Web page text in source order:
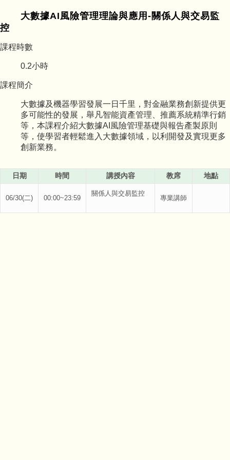
大數據AI風險管理理論與應用-關係人與交易監
控
課程時數
0.2小時
課程簡介
大數據及機器學習發展一日千里，對金融業務創新提供更
多可能性的發展，舉凡智能資產管理、推薦系統精準行銷
等，本課程介紹大數據AI風險管理基礎與報告產製原則
等，使學習者輕鬆進入大數據領域，以利開發及實現更多
創新業務。
日期 時間 講授內容 教席 地點
06/30(二) 00:00~23:59
關係人與交易監控
專業講師